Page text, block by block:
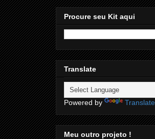
Procure seu Kit aqui
Translate
Powered by Translate
Meu outro projeto !